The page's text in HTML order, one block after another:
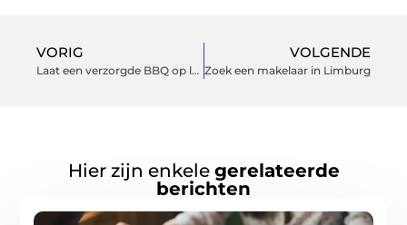
VORIG
Laat een verzorgde BBQ op locatie regelen door deze cateraar
VOLGENDE
Zoek een makelaar in Limburg
Hier zijn enkele gerelateerde
berichten